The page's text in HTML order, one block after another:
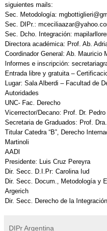
siguientes mails:
Sec. Metodología:
Sec. DIPr.:
Sec. Dcho. Integración:
Directora académica: Prof. Ab.
Coordinador General: Ab. Mauricio
Informes e inscripción:
Entrada libre y gratuita –
Lugar: Sala Alberdi – Facultad de
Autoridades
UNC- Fac. Derecho
Vicerrector/Decano: Prof. Dr.
Secretaria de Graduados: Prof.
Titular Catedra “B”, Derecho
Martinoli
AADI
Presidente: Luis Cruz Pereyra
Dir. Secc. D.I.Pr: Carolina Iud
Dir. Secc. Docum., Metodología y
Argerich
Dir. Secc. Derecho de la
DIPr Argentina